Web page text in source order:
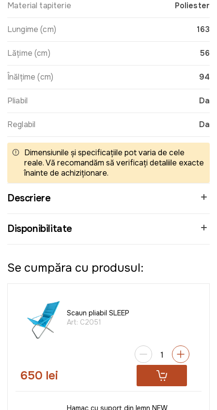
Material tapiterie Poliester
Lungime (cm) 163
Lățime (cm) 56
Înălțime (cm) 94
Pliabil Da
Reglabil Da
Dimensiunile și specificațiile pot varia de cele
reale. Vă recomandăm să verificați detaliile exacte
înainte de achiziționare.
Descriere
Disponibilitate
Se cumpăra cu produsul:
Scaun pliabil SLEEP
Art: C2051
650 lei